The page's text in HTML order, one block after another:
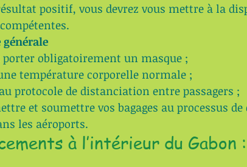
positif, vous devrez vous mettre à la
générale
porter obligatoirement un masque ;
température corporelle normale ;
protocole de distanciation entre passagers ;
et soumettre vos bagages au processus
les aéroports.
à l’intérieur du Gabon :